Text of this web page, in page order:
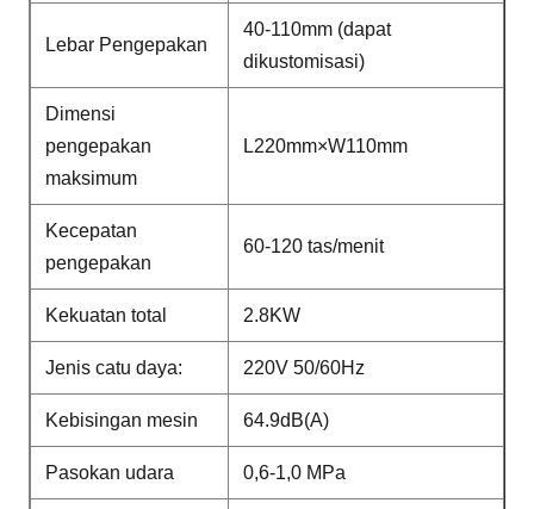
Lebar Pengepakan
40-110mm (dapat
dikustomisasi)
Dimensi
pengepakan
maksimum
L220mm×W110mm
Kecepatan
pengepakan
60-120 tas/menit
Kekuatan total 2.8KW
Jenis catu daya: 220V 50/60Hz
Kebisingan mesin 64.9dB(A)
Pasokan udara 0,6-1,0 MPa